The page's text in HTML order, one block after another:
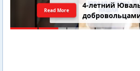
4-летний
Read More